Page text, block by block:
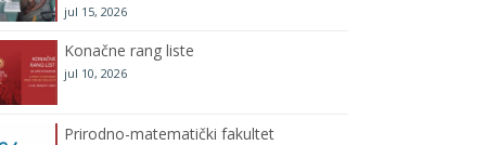
jul 15, 2026
Konačne rang liste
jul 10, 2026
Prirodno-matematički fakultet